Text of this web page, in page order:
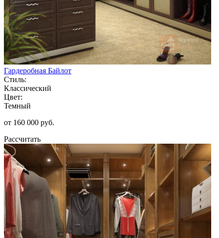
Гардеробная Байлот
Стиль:
Классический
Цвет:
Темный
от 160 000 руб.
Рассчитать